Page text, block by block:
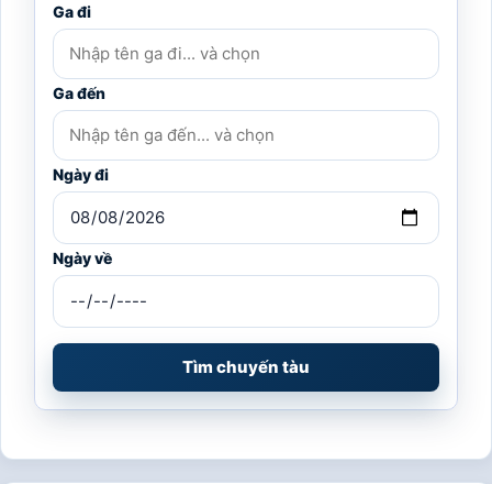
Ga đi
Ga đến
Ngày đi
Ngày về
Tìm chuyến tàu